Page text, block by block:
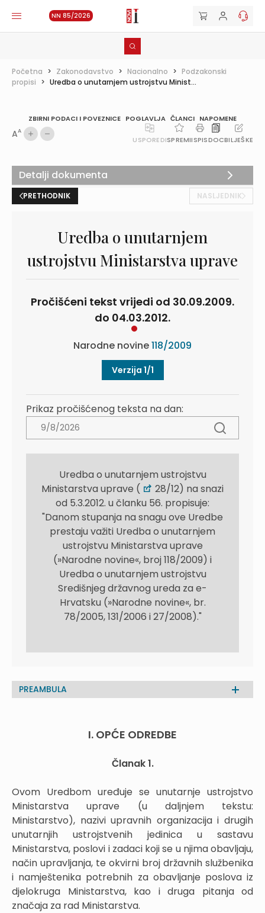
NN 85/2026
Početna > Zakonodavstvo > Nacionalno > Podzakonski
propisi > Uredba o unutarnjem ustrojstvu Minist...
ZBIRNI PODACI I POVEZNICE POGLAVLJA ČLANCI NAPOMENE
AA
USPOREDISPREMIISPISDOCBILJEŠKE
PRETHODNIK NASLJEDNIK
Uredba o unutarnjem
ustrojstvu Ministarstva uprave
Pročišćeni tekst vrijedi od 30.09.2009.
do 04.03.2012.
Narodne novine118/2009
Verzija 1/1
Prikaz pročišćenog teksta na dan:
Uredba o unutarnjem ustrojstvu
Ministarstva uprave (
28/12) na snazi
od 5.3.2012. u članku 56. propisuje:
"Danom stupanja na snagu ove Uredbe
prestaju važiti Uredba o unutarnjem
ustrojstvu Ministarstva uprave
(»Narodne novine«, broj 118/2009) i
Uredba o unutarnjem ustrojstvu
Središnjeg državnog ureda za e-
Hrvatsku (»Narodne novine«, br.
78/2005, 131/2006 i 27/2008)."
PREAMBULA
I. OPĆE ODREDBE
Članak 1.
Ovom Uredbom uređuje se unutarnje ustrojstvo
Ministarstva uprave (u daljnjem tekstu:
Ministarstvo), nazivi upravnih organizacija i drugih
unutarnjih ustrojstvenih jedinica u sastavu
Ministarstva, poslovi i zadaci koji se u njima obavljaju,
način upravljanja, te okvirni broj državnih službenika
i namještenika potrebnih za obavljanje poslova iz
djelokruga Ministarstva, kao i druga pitanja od
značaja za rad Ministarstva.
Detalji dokumenta